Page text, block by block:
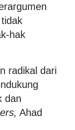
hak
radikal dari
dan
Ahad